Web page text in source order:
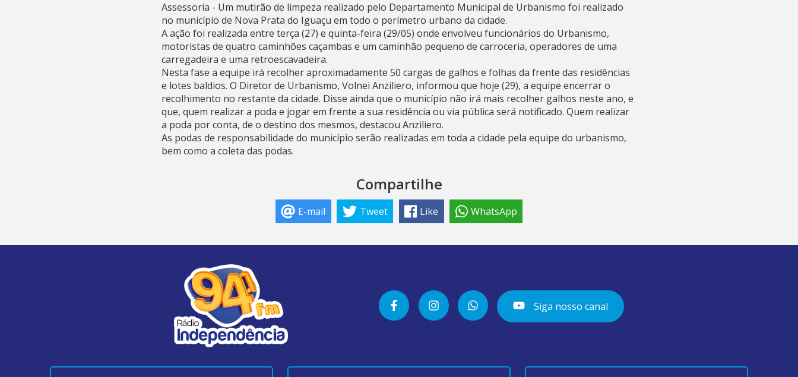
Assessoria - Um mutirão de limpeza realizado pelo Departamento Municipal de Urbanismo foi realizado
no município de Nova Prata do Iguaçu em todo o perímetro urbano da cidade.
A ação foi realizada entre terça (27) e quinta-feira (29/05) onde envolveu funcionários do Urbanismo,
motoristas de quatro caminhões caçambas e um caminhão pequeno de carroceria, operadores de uma
carregadeira e uma retroescavadeira.
Nesta fase a equipe irá recolher aproximadamente 50 cargas de galhos e folhas da frente das residências
e lotes baldios. O Diretor de Urbanismo, Volnei Anziliero, informou que hoje (29), a equipe encerrar o
recolhimento no restante da cidade. Disse ainda que o município não irá mais recolher galhos neste ano, e
que, quem realizar a poda e jogar em frente a sua residência ou via pública será notificado. Quem realizar
a poda por conta, de o destino dos mesmos, destacou Anziliero.
As podas de responsabilidade do município serão realizadas em toda a cidade pela equipe do urbanismo,
bem como a coleta das podas.
Compartilhe
E-mail Tweet Like WhatsApp
Siga nosso canal